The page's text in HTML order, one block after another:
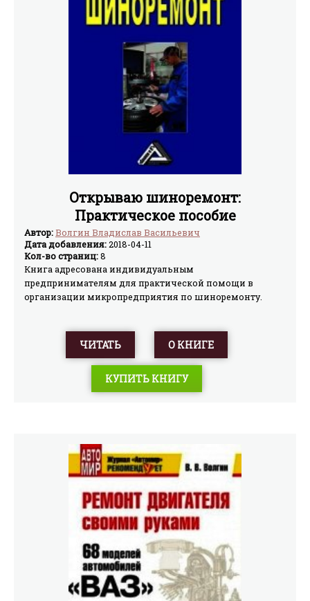
Открываю шиноремонт:
Практическое пособие
Автор:Волгин Владислав Васильевич
Дата добавления:2018-04-11
Кол-во страниц:8
Книга адресована индивидуальным
предпринимателям для практической помощи в
организации микропредприятия по шиноремонту.
ЧИТАТЬ О КНИГЕ
КУПИТЬ КНИГУ